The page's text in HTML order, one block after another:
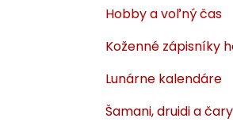
Hobby a voľný čas
Koženné zápisníky
Lunárne kalendáre
Šamani, druidi a čary